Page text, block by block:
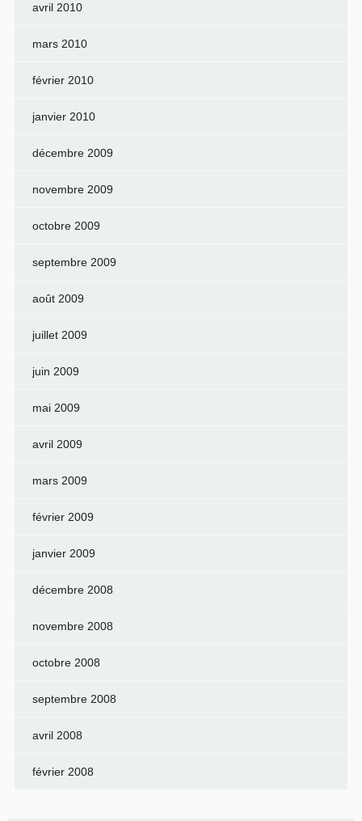
avril 2010
mars 2010
février 2010
janvier 2010
décembre 2009
novembre 2009
octobre 2009
septembre 2009
août 2009
juillet 2009
juin 2009
mai 2009
avril 2009
mars 2009
février 2009
janvier 2009
décembre 2008
novembre 2008
octobre 2008
septembre 2008
avril 2008
février 2008